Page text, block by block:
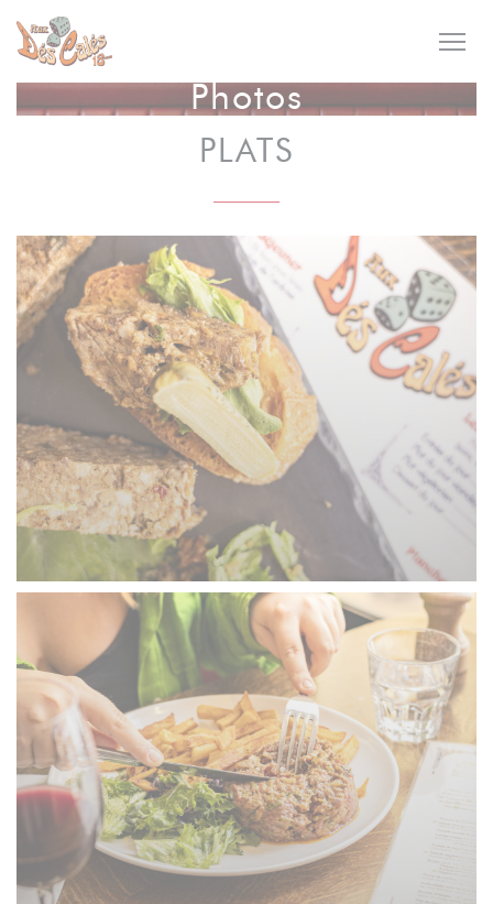
Personnalisation de vos choix en matière de cookies
Photos
PLATS